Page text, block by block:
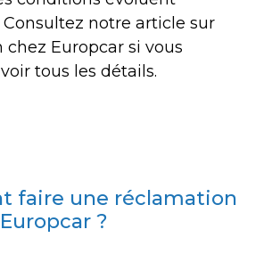
notre article sur
chez Europcar si vous
tous les détails.
faire une réclamation
?